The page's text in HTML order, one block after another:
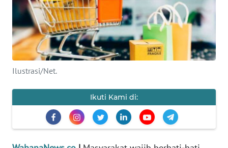
Ilustrasi/Net.
Ikuti Kami di:
KESEHATAN
INTERNASIONAL
SERBA-SERBI
OLAHRAGA